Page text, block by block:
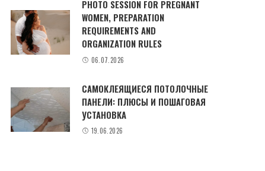
PHOTO SESSION FOR PREGNANT
WOMEN, PREPARATION
REQUIREMENTS AND
ORGANIZATION RULES
06.07.2026
САМОКЛЕЯЩИЕСЯ ПОТОЛОЧНЫЕ
ПАНЕЛИ: ПЛЮСЫ И ПОШАГОВАЯ
УСТАНОВКА
19.06.2026